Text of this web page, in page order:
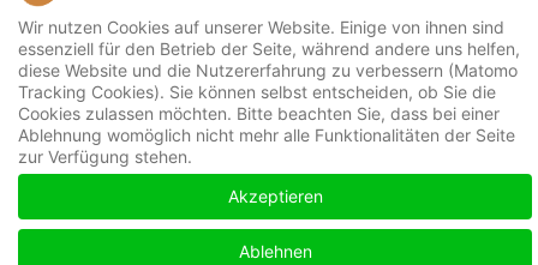
Öffnungszeiten:
Mo - Fr: 07:30 Uhr - 16 Uhr
Sa + So: Geschlossen
Wir nutzen Cookies auf unserer Website. Einige von ihnen sind
essenziell für den Betrieb der Seite, während andere uns helfen,
diese Website und die Nutzererfahrung zu verbessern (Matomo
Tracking Cookies). Sie können selbst entscheiden, ob Sie die
Cookies zulassen möchten. Bitte beachten Sie, dass bei einer
Ablehnung womöglich nicht mehr alle Funktionalitäten der Seite
zur Verfügung stehen.
Akzeptieren
Ablehnen